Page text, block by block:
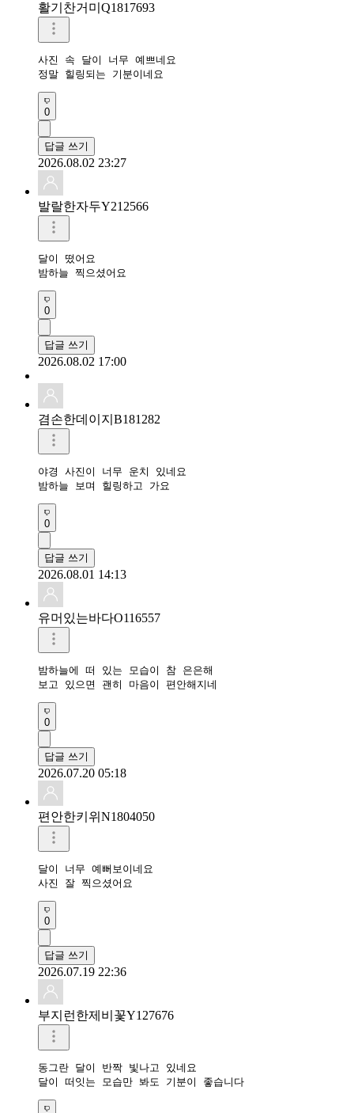
활기찬거미Q1817693
사진 속 달이 너무 예쁘네요
정말 힐링되는 기분이네요
0
답글 쓰기
2026.08.02 23:27
발랄한자두Y212566
달이 떴어요
밤하늘 찍으셨어요
0
답글 쓰기
2026.08.02 17:00
겸손한데이지B181282
야경 사진이 너무 운치 있네요
밤하늘 보며 힐링하고 가요
0
답글 쓰기
2026.08.01 14:13
유머있는바다O116557
밤하늘에 떠 있는 모습이 참 은은해
보고 있으면 괜히 마음이 편안해지네
0
답글 쓰기
2026.07.20 05:18
편안한키위N1804050
달이 너무 예뻐보이네요
사진 잘 찍으셨어요
0
답글 쓰기
2026.07.19 22:36
부지런한제비꽃Y127676
동그란 달이 반짝 빛나고 있네요
달이 떠잇는 모습만 봐도 기분이 좋습니다